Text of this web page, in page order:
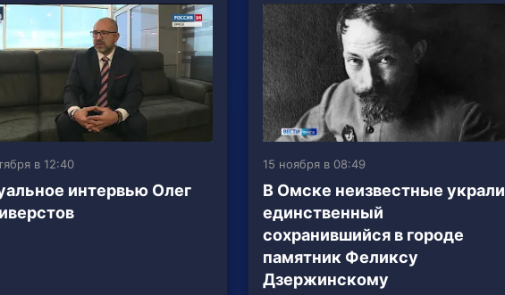
в 12:40
интервью Олег
15 ноября в 08:49
В Омске неизвестные украли
единственный
сохранившийся в городе
памятник Феликсу
Дзержинскому